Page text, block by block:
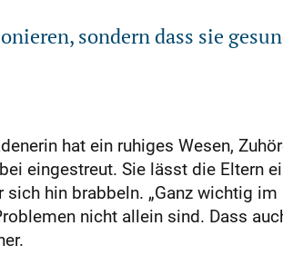
sondern dass sie
hat ein ruhiges Wesen,
eingestreut. Sie lässt die Eltern
hin brabbeln. „Ganz wichtig
nicht allein sind. Dass